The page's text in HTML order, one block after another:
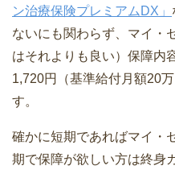
ン治療保険プレミアムDX」
ないにも関わらず、マイ・
はそれよりも良い）保障内
1,720円（基準給付月額20
す。
確かに短期であればマイ・
期で保障が欲しい方は終身